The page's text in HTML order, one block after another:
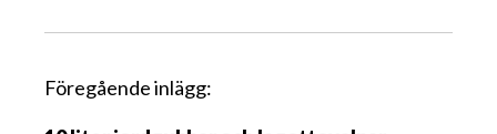
IFöregående inlägg: